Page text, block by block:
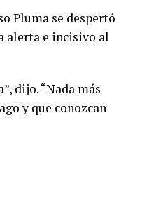
Pluma se despertó
alerta e incisivo al
dijo. “Nada más
y que conozcan